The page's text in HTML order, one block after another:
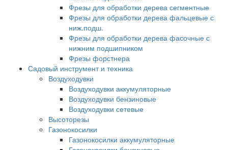
Фрезы для обработки дерева сегментные
Фрезы для обработки дерева фальцевые с
ниж.подш.
Фрезы для обработки дерева фасочные с
нижним подшипником
Фрезы форстнера
Садовый инструмент и техника
Воздуходувки
Воздуходувки аккумуляторные
Воздуходувки бензиновые
Воздуходувки сетевые
Высоторезы
Газонокосилки
Газонокосилки аккумуляторные